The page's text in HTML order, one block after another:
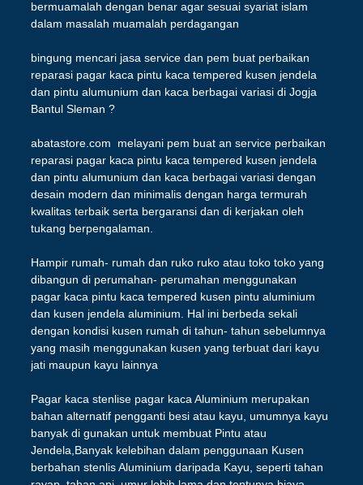
bermuamalah dengan benar agar sesuai syariat islam
dalam masalah muamalah perdagangan
bingung mencari jasa service dan pem buat perbaikan
reparasi pagar kaca pintu kaca tempered kusen jendela
dan pintu alumunium dan kaca berbagai variasi di Jogja
Bantul Sleman ?
abatastore.com melayani pem buat an service perbaikan
reparasi pagar kaca pintu kaca tempered kusen jendela
dan pintu alumunium dan kaca berbagai variasi dengan
desain modern dan minimalis dengan harga termurah
kwalitas terbaik serta bergaransi dan di kerjakan oleh
tukang berpengalaman.
Hampir rumah- rumah dan ruko ruko atau toko toko yang
dibangun di perumahan- perumahan menggunakan
pagar kaca pintu kaca tempered kusen pintu aluminium
dan kusen jendela aluminium. Hal ini berbeda sekali
dengan kondisi kusen rumah di tahun- tahun sebelumnya
yang masih menggunakan kusen yang terbuat dari kayu
jati maupun kayu lainnya
Pagar kaca stenlise pagar kaca Aluminium merupakan
bahan alternatif pengganti besi atau kayu, umumnya kayu
banyak di gunakan untuk membuat Pintu atau
Jendela,Banyak kelebihan dalam penggunaan Kusen
berbahan stenlis Aluminium daripada Kayu, seperti tahan